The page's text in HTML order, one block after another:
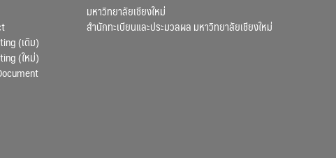
(เดิม)
(ใหม่)
มหาวิทยาลัยเชียงใหม่
สำนักทะเบียนและประมวลผล มหาวิทยาลัยเชียงใหม่